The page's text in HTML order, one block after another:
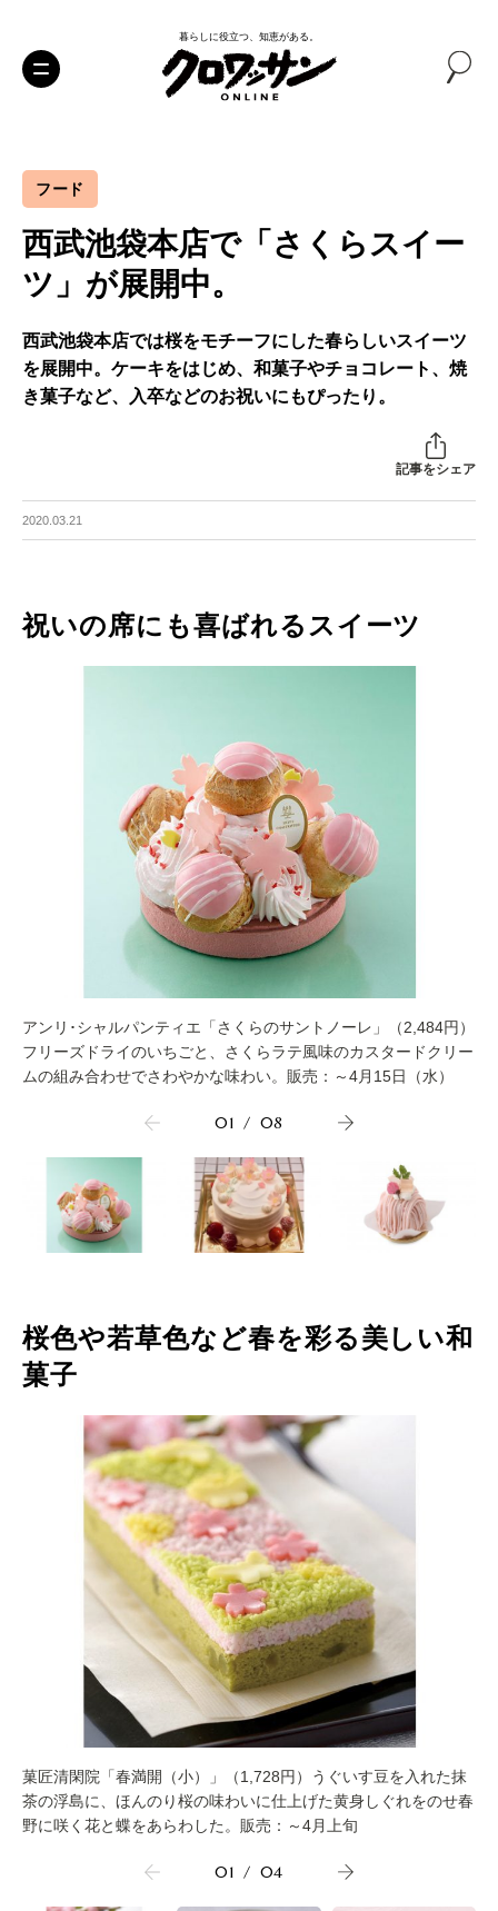
暮らしに役立つ、知恵がある。
フード
西武池袋本店で「さくらスイー
ツ」が展開中。
西武池袋本店では桜をモチーフにした春らしいスイーツ
を展開中。ケーキをはじめ、和菓子やチョコレート、焼
き菓子など、入卒などのお祝いにもぴったり。
記事をシェア
2020.03.21
祝いの席にも喜ばれるスイーツ
アンリ･シャルパンティエ「さくらのサントノーレ」（2,484円）
フリーズドライのいちごと、さくらラテ風味のカスタードクリー
ムの組み合わせでさわやかな味わい。販売：～4月15日（水）
01 / 08
桜色や若草色など春を彩る美しい和
菓子
菓匠清閑院「春満開（小）」（1,728円）うぐいす豆を入れた抹
茶の浮島に、ほんのり桜の味わいに仕上げた黄身しぐれをのせ春
野に咲く花と蝶をあらわした。販売：～4月上旬
01 / 04